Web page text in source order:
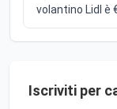
volantino Lidl è
Iscriviti per